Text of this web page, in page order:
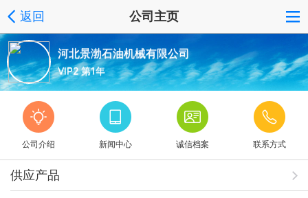
返回 公司主页
河北景渤石油机械有限公司
VIP2 第1年
公司介绍 新闻中心 诚信档案 联系方式
供应产品